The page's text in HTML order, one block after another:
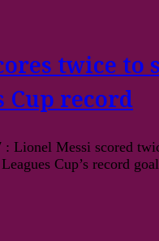
twice to
Cup record
Lionel Messi scored
Cup’s record